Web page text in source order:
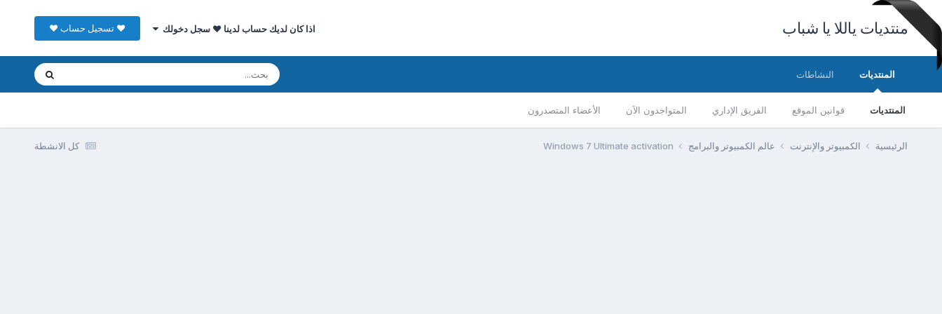
منتديات ياللا يا شباب اذا كان لديك حساب لدينا ♥ سجل دخولك ♥ تسجيل حساب ♥
المنتديات
المنتديات قوانين الموقع الفريق الإداري المتواجدون الآن الأعضاء المتصدرون
النشاطات
كل الانشطة الرئيسية الكمبيوتر والإنترنت عالم الكمبيوتر والبرامج Windows 7 Ultimate activation